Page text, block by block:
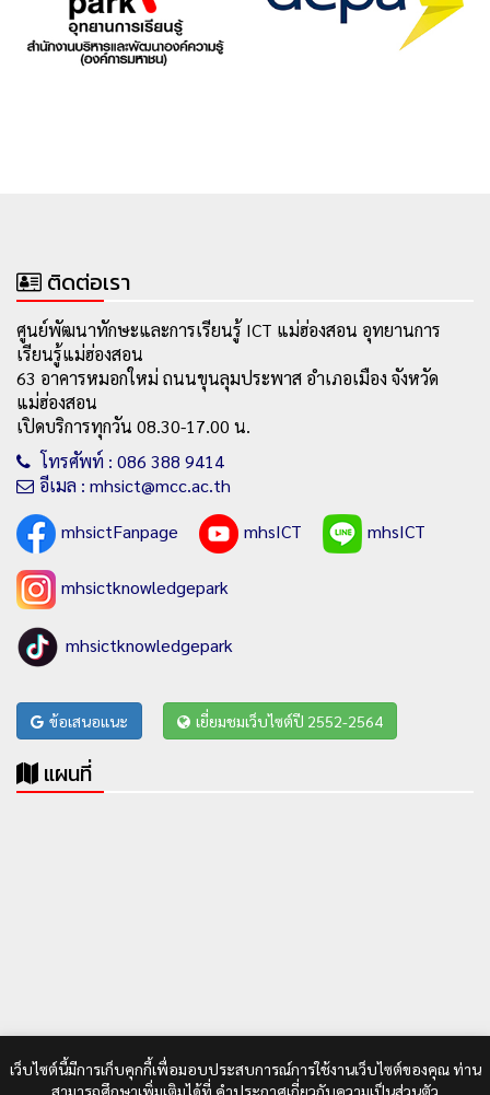
ติดต่อเรา
ศูนย์พัฒนาทักษะและการเรียนรู้ ICT แม่ฮ่องสอน อุทยานการ
เรียนรู้แม่ฮ่องสอน
63 อาคารหมอกใหม่ ถนนขุนลุมประพาส อำเภอเมือง จังหวัด
แม่ฮ่องสอน
เปิดบริการทุกวัน 08.30-17.00 น.
โทรศัพท์ : 086 388 9414
อีเมล : mhsict@mcc.ac.th
mhsictFanpage
mhsICT mhsICT
mhsictknowledgepark
mhsictknowledgepark
ข้อเสนอแนะ เยี่ยมชมเว็บไซต์ปี 2552-2564
แผนที่
เว็บไซต์นี้มีการเก็บคุกกี้เพื่อมอบประสบการณ์การใช้งานเว็บไซต์ของคุณ ท่าน
สามารถศึกษาเพิ่มเติมได้ที่ คำประกาศเกี่ยวกับความเป็นส่วนตัว